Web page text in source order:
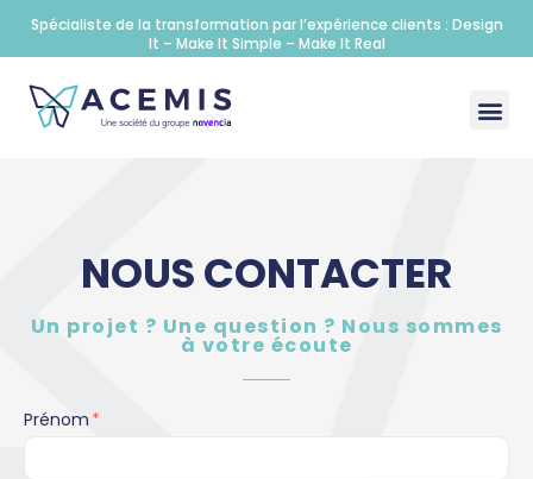
Spécialiste de la transformation par l’expérience clients : Design
It – Make It Simple – Make It Real
NOUS CONTACTER
Un projet ? Une question ? Nous sommes
à votre écoute
Prénom *